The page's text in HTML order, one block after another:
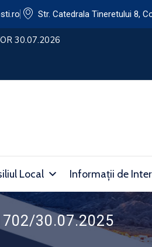
Str. Catedrala Tineretului 8,
Local Informații de
30.07.2025